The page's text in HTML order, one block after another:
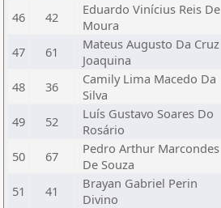
46 42
Eduardo Vinícius Reis De
Moura
47 61
Mateus Augusto Da Cruz
Joaquina
48 36
Camily Lima Macedo Da
Silva
49 52
Luís Gustavo Soares Do
Rosário
50 67
Pedro Arthur Marcondes
De Souza
51 41
Brayan Gabriel Perin
Divino